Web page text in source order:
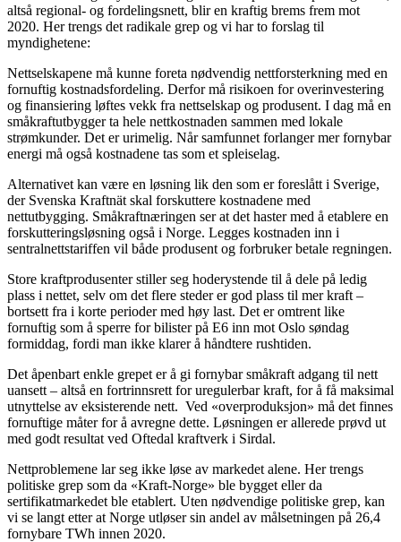
altså regional- og fordelingsnett, blir en kraftig brems frem mot
2020. Her trengs det radikale grep og vi har to forslag til
myndighetene:
Nettselskapene må kunne foreta nødvendig nettforsterkning med en
fornuftig kostnadsfordeling. Derfor må risikoen for overinvestering
og finansiering løftes vekk fra nettselskap og produsent. I dag må en
småkraftutbygger ta hele nettkostnaden sammen med lokale
strømkunder. Det er urimelig. Når samfunnet forlanger mer fornybar
energi må også kostnadene tas som et spleiselag.
Alternativet kan være en løsning lik den som er foreslått i Sverige,
der Svenska Kraftnät skal forskuttere kostnadene med
nettutbygging. Småkraftnæringen ser at det haster med å etablere en
forskutteringsløsning også i Norge. Legges kostnaden inn i
sentralnettstariffen vil både produsent og forbruker betale regningen.
Store kraftprodusenter stiller seg hoderystende til å dele på ledig
plass i nettet, selv om det flere steder er god plass til mer kraft –
bortsett fra i korte perioder med høy last. Det er omtrent like
fornuftig som å sperre for bilister på E6 inn mot Oslo søndag
formiddag, fordi man ikke klarer å håndtere rushtiden.
Det åpenbart enkle grepet er å gi fornybar småkraft adgang til nett
uansett – altså en fortrinnsrett for uregulerbar kraft, for å få maksimal
utnyttelse av eksisterende nett. Ved «overproduksjon» må det finnes
fornuftige måter for å avregne dette. Løsningen er allerede prøvd ut
med godt resultat ved Oftedal kraftverk i Sirdal.
Nettproblemene lar seg ikke løse av markedet alene. Her trengs
politiske grep som da «Kraft-Norge» ble bygget eller da
sertifikatmarkedet ble etablert. Uten nødvendige politiske grep, kan
vi se langt etter at Norge utløser sin andel av målsetningen på 26,4
fornybare TWh innen 2020.